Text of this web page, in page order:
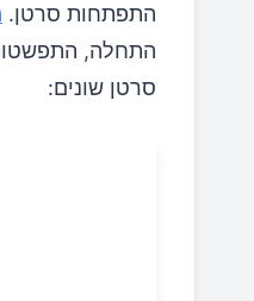
התפתחות סרטן.
התחלה,
סרטן שונים: